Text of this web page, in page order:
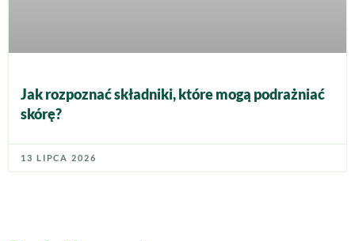
Jak rozpoznać składniki, które mogą podrażniać
skórę?
13 LIPCA 2026